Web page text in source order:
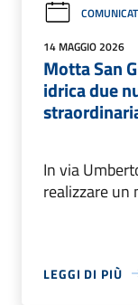
14 MAGGIO 2026
Motta San
idrica due
In via
realizzare un
LEGGI DI PIÙ